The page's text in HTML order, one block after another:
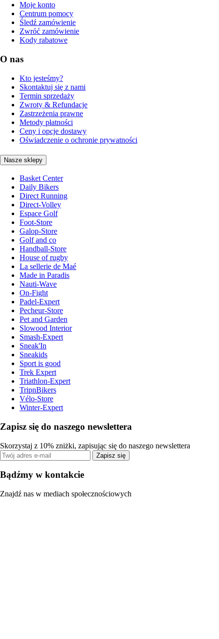
Moje konto
Centrum pomocy
Śledź zamówienie
Zwróć zamówienie
Kody rabatowe
O nas
Kto jesteśmy?
Skontaktuj się z nami
Termin sprzedaży
Zwroty & Refundacje
Zastrzeżenia prawne
Metody płatności
Ceny i opcje dostawy
Oświadczenie o ochronie prywatności
Nasze sklepy
Basket Center
Daily Bikers
Direct Running
Direct-Volley
Espace Golf
Foot-Store
Galop-Store
Golf and co
Handball-Store
House of rugby
La sellerie de Maé
Made in Paradis
Nauti-Wave
On-Fight
Padel-Expert
Pecheur-Store
Pet and Garden
Slowood Interior
Smash-Expert
Sneak'In
Sneakids
Sport is good
Trek Expert
Triathlon-Expert
TripnBikers
Vélo-Store
Winter-Expert
Zapisz się do naszego newslettera
Skorzystaj z 10% zniżki, zapisując się do naszego newslettera
Zapisz się
Bądźmy w kontakcie
Znajdź nas w mediach społecznościowych